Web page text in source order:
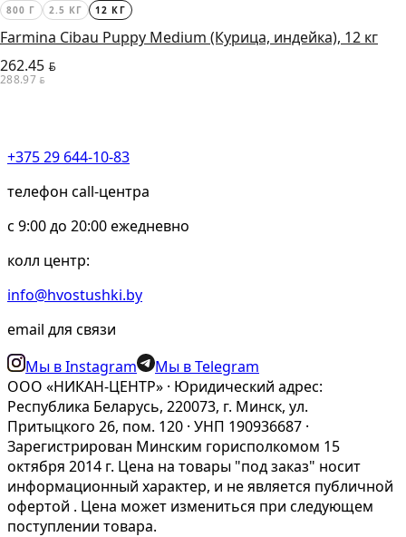
800 Г 2.5 КГ 12 КГ
Farmina Cibau Puppy Medium (Курица, индейка), 12 кг
262.45 BYN
288.97 BYN
+375 29 644-10-83
телефон call-центра
c 9:00 до 20:00 ежедневно
колл центр:
info@hvostushki.by
email для связи
Мы в Instagram
Мы в Telegram
ООО «НИКАН-ЦЕНТР» · Юридический адрес:
Республика Беларусь, 220073, г. Минск, ул.
Притыцкого 26, пом. 120 · УНП 190936687 ·
Зарегистрирован Минским горисполкомом 15
октября 2014 г. Цена на товары "под заказ" носит
информационный характер, и не является публичной
офертой . Цена может измениться при следующем
поступлении товара.